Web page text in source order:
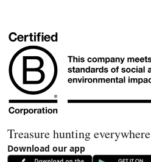
Treasure hunting everywhere
Download our app